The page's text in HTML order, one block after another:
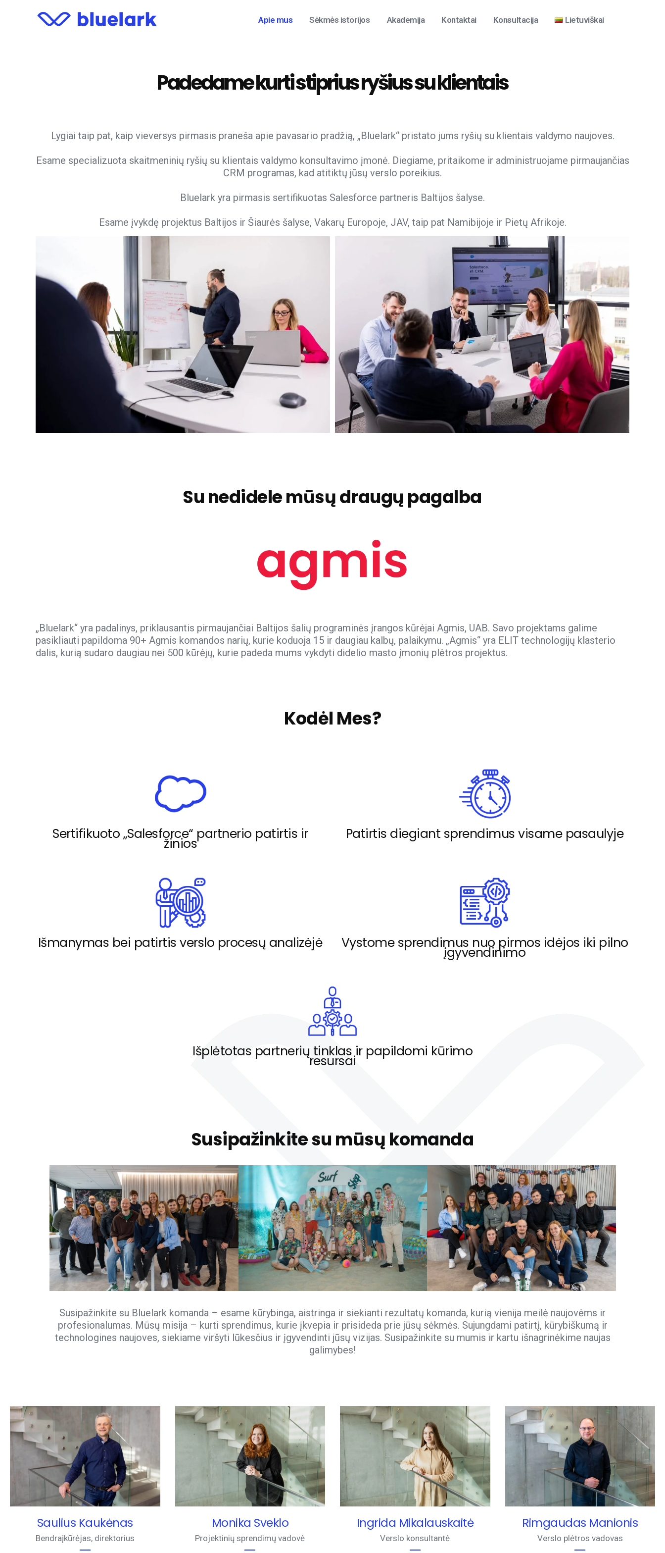
Apie mus Sėkmės istorijos Akademija Kontaktai Konsultacija Lietuviškai
Padedame kurti stiprius ryšius su klientais
Lygiai taip pat, kaip vieversys pirmasis praneša apie pavasario pradžią, „Bluelark“ pristato jums ryšių su klientais valdymo naujoves.
Esame specializuota skaitmeninių ryšių su klientais valdymo konsultavimo įmonė. Diegiame, pritaikome ir administruojame pirmaujančias
CRM programas, kad atitiktų jūsų verslo poreikius.
Bluelark yra pirmasis sertifikuotas Salesforce partneris Baltijos šalyse.
Esame įvykdę projektus Baltijos ir Šiaurės šalyse, Vakarų Europoje, JAV, taip pat Namibijoje ir Pietų Afrikoje.
Su nedidele mūsų draugų pagalba
„Bluelark“ yra padalinys, priklausantis pirmaujančiai Baltijos šalių programinės įrangos kūrėjai Agmis, UAB. Savo projektams galime
pasikliauti papildoma 90+ Agmis komandos narių, kurie koduoja 15 ir daugiau kalbų, palaikymu. „Agmis“ yra ELIT technologijų klasterio
dalis, kurią sudaro daugiau nei 500 kūrėjų, kurie padeda mums vykdyti didelio masto įmonių plėtros projektus.
Kodėl Mes?
Sertifikuoto „Salesforce“ partnerio patirtis ir
žinios
Patirtis diegiant sprendimus visame pasaulyje
Išmanymas bei patirtis verslo procesų analizėjė Vystome sprendimus nuo pirmos idėjos iki pilno
įgyvendinimo
Išplėtotas partnerių tinklas ir papildomi kūrimo
resursai
Susipažinkite su mūsų komanda
Susipažinkite su Bluelark komanda – esame kūrybinga, aistringa ir siekianti rezultatų komanda, kurią vienija meilė naujovėms ir
profesionalumas. Mūsų misija – kurti sprendimus, kurie įkvepia ir prisideda prie jūsų sėkmės. Sujungdami patirtį, kūrybiškumą ir
technologines naujoves, siekiame viršyti lūkesčius ir įgyvendinti jūsų vizijas. Susipažinkite su mumis ir kartu išnagrinėkime naujas
galimybes!
Saulius Kaukėnas
Bendraįkūrėjas, direktorius
Monika Sveklo
Projektinių sprendimų vadovė
Ingrida Mikalauskaitė
Verslo konsultantė
Rimgaudas Manionis
Verslo plėtros vadovas